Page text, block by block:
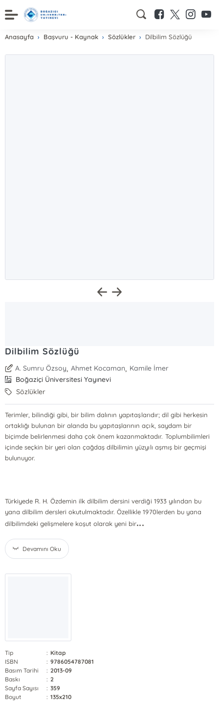
Anasayfa Başvuru - Kaynak Sözlükler Dilbilim Sözlüğü
Dilbilim Sözlüğü
A. Sumru Özsoy, Ahmet Kocaman, Kamile İmer
Boğaziçi Üniversitesi Yayınevi
Sözlükler
Terimler, bilindiği gibi, bir bilim dalının yapıtaşlarıdır; dil gibi herkesin
ortaklığı bulunan bir alanda bu yapıtaşlarının açık, saydam bir
biçimde belirlenmesi daha çok önem kazanmaktadır. Toplumbilimleri
içinde seçkin bir yeri olan çağdaş dilbilimin yüzyılı aşmış bir geçmişi
bulunuyor.
Türkiyede R. H. Özdemin ilk dilbilim dersini verdiği 1933 yılından bu
yana dilbilim dersleri okutulmaktadır. Özellikle 1970lerden bu yana
dilbilimdeki gelişmelere koşut olarak yeni bir...
Devamını Oku
Tip : Kitap
ISBN
: 9786054787081
Basım Tarihi
: 2013-09
Baskı
: 2
Sayfa Sayısı
: 359
Boyut
: 135x210